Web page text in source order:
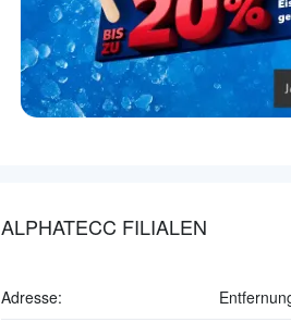
ALPHATECC FILIALEN
Adresse: